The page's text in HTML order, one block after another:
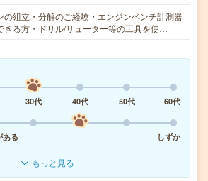
の組立・分解のご経験・エンジンベンチ計測器
きる方・ドリル/リューター等の工具を使…
30代 40代 50代
60代
ある
しずか
もっと見る